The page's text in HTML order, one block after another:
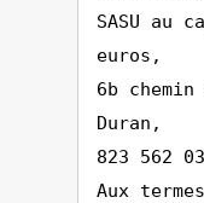
SASU au
euros,
6b
Duran,
823 562
Aux